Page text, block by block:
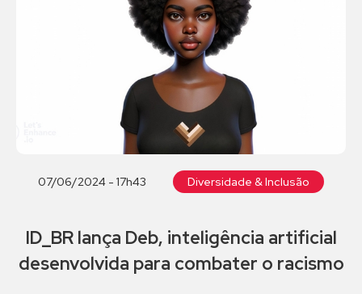
07/06/2024 - 17h43 Diversidade & Inclusão
ID_BR lança Deb, inteligência artificial
desenvolvida para combater o racismo